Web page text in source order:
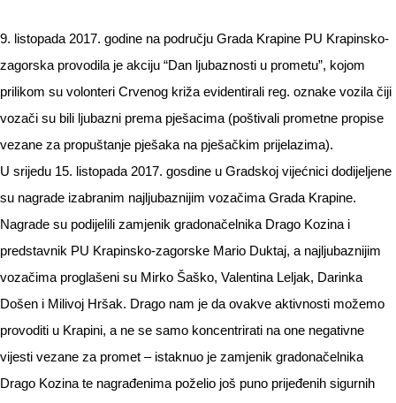
9. listopada 2017. godine na području Grada Krapine PU Krapinsko-
zagorska provodila je akciju “Dan ljubaznosti u prometu”, kojom
prilikom su volonteri Crvenog križa evidentirali reg. oznake vozila čiji
vozači su bili ljubazni prema pješacima (poštivali prometne propise
vezane za propuštanje pješaka na pješačkim prijelazima).
U srijedu 15. listopada 2017. gosdine u Gradskoj vijećnici dodijeljene
su nagrade izabranim najljubaznijim vozačima Grada Krapine.
Nagrade su podijelili zamjenik gradonačelnika Drago Kozina i
predstavnik PU Krapinsko-zagorske Mario Duktaj, a najljubaznijim
vozačima proglašeni su Mirko Šaško, Valentina Leljak, Darinka
Došen i Milivoj Hršak. Drago nam je da ovakve aktivnosti možemo
provoditi u Krapini, a ne se samo koncentrirati na one negativne
vijesti vezane za promet – istaknuo je zamjenik gradonačelnika
Drago Kozina te nagrađenima poželio još puno prijeđenih sigurnih